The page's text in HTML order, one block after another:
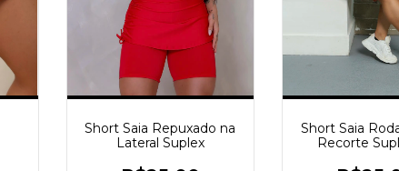
Short Saia Repuxado na
Lateral Suplex
Short Saia
Recorte